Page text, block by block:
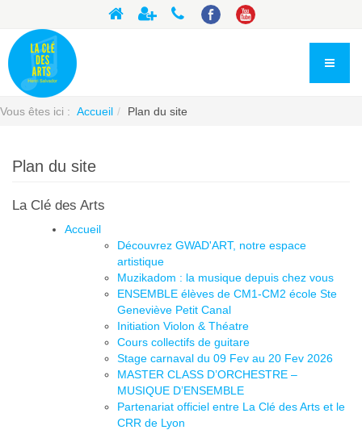
Vous êtes ici : Accueil Plan du site
Plan du site
La Clé des Arts
Accueil
Découvrez GWAD'ART, notre espace
artistique
Muzikadom : la musique depuis chez vous
ENSEMBLE élèves de CM1-CM2 école Ste
Geneviève Petit Canal
Initiation Violon & Théatre
Cours collectifs de guitare
Stage carnaval du 09 Fev au 20 Fev 2026
MASTER CLASS D’ORCHESTRE –
MUSIQUE D’ENSEMBLE
Partenariat officiel entre La Clé des Arts et le
CRR de Lyon